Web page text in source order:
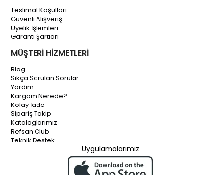
Teslimat Koşulları
Güvenli Alışveriş
Üyelik İşlemleri
Garanti Şartları
MÜŞTERİ HİZMETLERİ
Blog
Sıkça Sorulan Sorular
Yardım
Kargom Nerede?
Kolay İade
Sipariş Takip
Kataloglarımız
Refsan Club
Teknik Destek
Uygulamalarımız